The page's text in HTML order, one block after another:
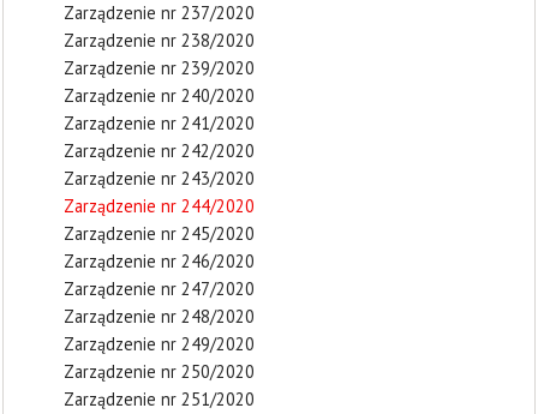
Zarządzenie nr 237/2020
Zarządzenie nr 238/2020
Zarządzenie nr 239/2020
Zarządzenie nr 240/2020
Zarządzenie nr 241/2020
Zarządzenie nr 242/2020
Zarządzenie nr 243/2020
Zarządzenie nr 244/2020
Zarządzenie nr 245/2020
Zarządzenie nr 246/2020
Zarządzenie nr 247/2020
Zarządzenie nr 248/2020
Zarządzenie nr 249/2020
Zarządzenie nr 250/2020
Zarządzenie nr 251/2020